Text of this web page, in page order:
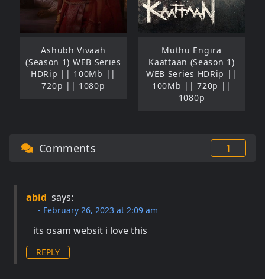
Ashubh Vivaah
(Season 1) WEB Series
HDRip || 100Mb ||
720p || 1080p
Muthu Engira
Kaattaan (Season 1)
WEB Series HDRip ||
100Mb || 720p ||
1080p
Comments 1
abid says:
February 26, 2023 at 2:09 am
its osam websit i love this
REPLY